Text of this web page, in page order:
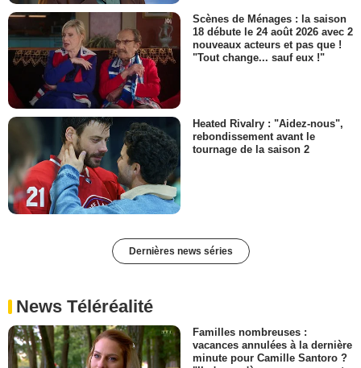
Scènes de Ménages : la saison
18 débute le 24 août 2026 avec 2
nouveaux acteurs et pas que !
"Tout change... sauf eux !"
Heated Rivalry : "Aidez-nous",
rebondissement avant le
tournage de la saison 2
Dernières news séries
News Téléréalité
Familles nombreuses :
vacances annulées à la dernière
minute pour Camille Santoro ?